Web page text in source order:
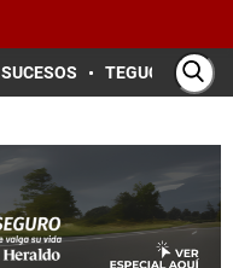
SUCESOS TEGUCIGALPA